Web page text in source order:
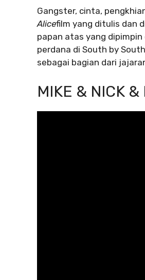
Gangster, cinta,
Alicefilm yang ditulis dan
papan atas yang dipimpin
perdana di South by
sebagai bagian dari
MIKE & NICK